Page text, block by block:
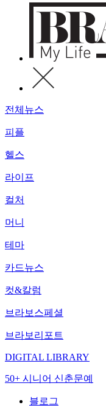
전체뉴스
피플
헬스
라이프
컬처
머니
테마
카드뉴스
컷&칼럼
브라보스페셜
브라보리포트
DIGITAL LIBRARY
50+ 시니어 신춘문예
블로그